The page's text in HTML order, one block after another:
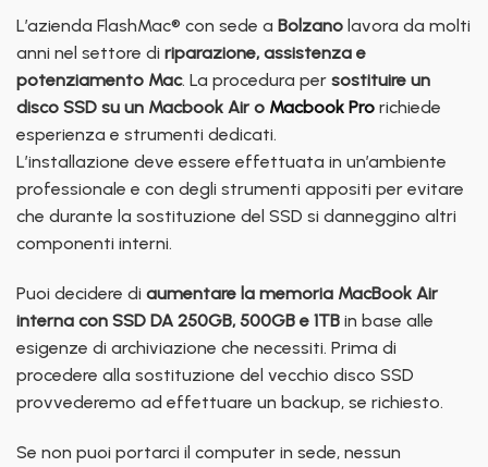
L’azienda FlashMac® con sede a Bolzano lavora da molti
anni nel settore di riparazione, assistenza e
potenziamento Mac. La procedura per sostituire un
disco SSD su un Macbook Air o Macbook Pro richiede
esperienza e strumenti dedicati.
L’installazione deve essere effettuata in un’ambiente
professionale e con degli strumenti appositi per evitare
che durante la sostituzione del SSD si danneggino altri
componenti interni.
Puoi decidere di aumentare la memoria MacBook Air
interna con SSD DA 250GB, 500GB e 1TB in base alle
esigenze di archiviazione che necessiti. Prima di
procedere alla sostituzione del vecchio disco SSD
provvederemo ad effettuare un backup, se richiesto.
Se non puoi portarci il computer in sede, nessun